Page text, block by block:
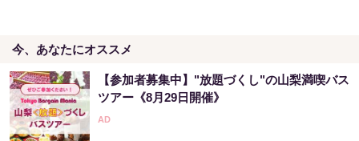
宝くじ“なんとなく”で買っている限り変わら
ない
PR（合同会社デジタルファーム ）
今、あなたにオススメ
【参加者募集中】"放題づくし"の山梨満喫バス
ツアー《8月29日開催》